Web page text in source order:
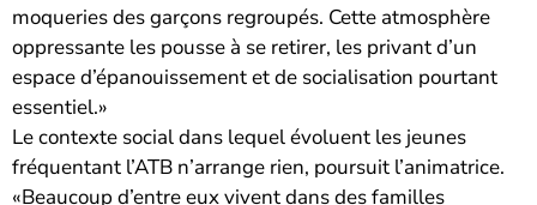
moqueries des garçons regroupés. Cette atmosphère
oppressante les pousse à se retirer, les privant d’un
espace d’épanouissement et de socialisation pourtant
essentiel.»
Le contexte social dans lequel évoluent les jeunes
fréquentant l’ATB n’arrange rien, poursuit l’animatrice.
«Beaucoup d’entre eux vivent dans des familles